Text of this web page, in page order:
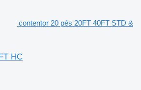
contentor 20 pés 20FT 40FT STD &
HC